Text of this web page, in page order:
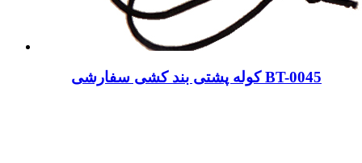
کوله پشتی بند کشی سفارشی BT-0045